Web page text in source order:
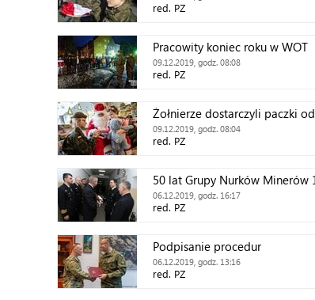
red. PZ
Pracowity koniec roku w WOT
09.12.2019, godz. 08:08
red. PZ
Żołnierze dostarczyli paczki
09.12.2019, godz. 08:04
red. PZ
50 lat Grupy Nurków Minerów
06.12.2019, godz. 16:17
red. PZ
Podpisanie procedur
06.12.2019, godz. 13:16
red. PZ